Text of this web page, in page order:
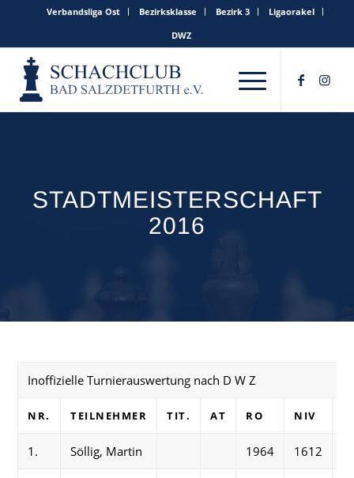
Verbandsliga Ost Bezirksklasse Bezirk 3
Ligaorakel
DWZ
STADTMEISTERSCHAFT
2016
Inoffizielle Turnierauswertung nach D W Z
NR. TEILNEHMER TIT. AT RO NIV
1. Söllig, Martin 1964 1612